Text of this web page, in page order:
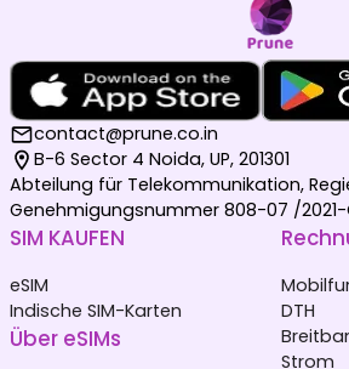
contact@prune.co.in
B-6 Sector 4 Noida, UP, 201301
Abteilung für Telekommunikation,
Genehmigungsnummer 808-07 /2021-
SIM KAUFEN
eSIM
Indische SIM-Karten
Über eSIMs
DTH
Strom